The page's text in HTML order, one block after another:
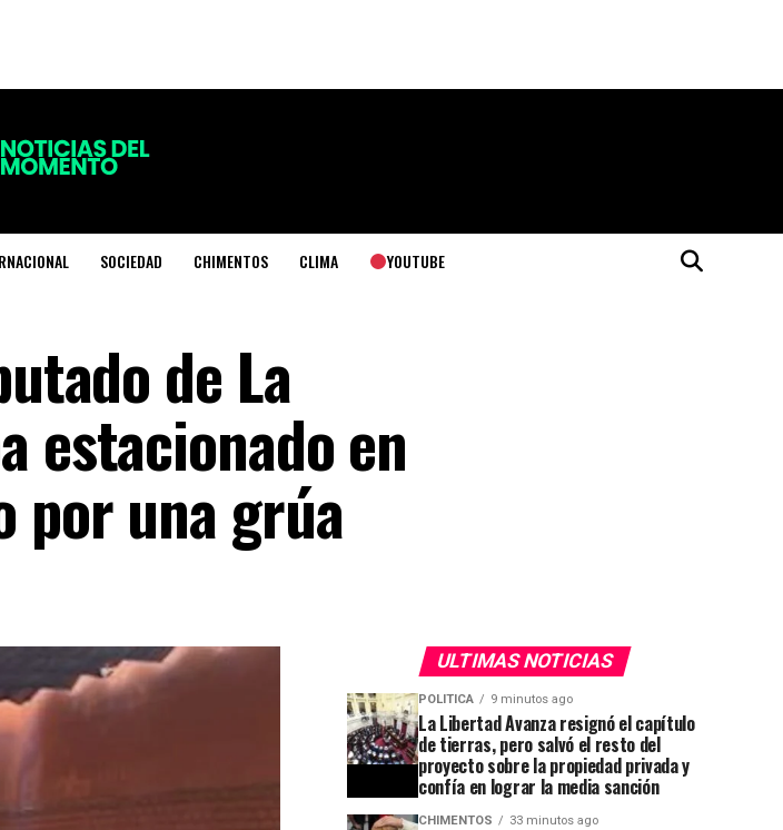
SOCIEDAD CHIMENTOS CLIMA YOUTUBE
de La
estacionado en
por una grúa
ULTIMAS NOTICIAS
POLITICA 9 minutos ago
La Libertad Avanza resignó el capítulo
de tierras, pero salvó el resto del
proyecto sobre la propiedad privada y
confía en lograr la media sanción
CHIMENTOS 33 minutos ago